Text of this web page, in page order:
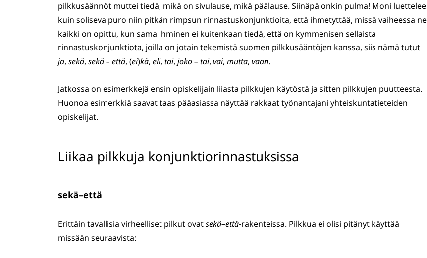
pilkkusäännöt muttei tiedä, mikä on sivulause, mikä päälause. Siinäpä onkin pulma! Moni luettelee
kuin soliseva puro niin pitkän rimpsun rinnastuskonjunktioita, että ihmetyttää, missä vaiheessa ne
kaikki on opittu, kun sama ihminen ei kuitenkaan tiedä, että on kymmenisen sellaista
rinnastuskonjunktiota, joilla on jotain tekemistä suomen pilkkusääntöjen kanssa, siis nämä tutut
ja, sekä, sekä – että, (ei)kä, eli, tai, joko – tai, vai, mutta, vaan.
Jatkossa on esimerkkejä ensin opiskelijain liiasta pilkkujen käytöstä ja sitten pilkkujen puutteesta.
Huonoa esimerkkiä saavat taas pääasiassa näyttää rakkaat työnantajani yhteiskuntatieteiden
opiskelijat.
Liikaa pilkkuja konjunktiorinnastuksissa
sekä–että
Erittäin tavallisia virheelliset pilkut ovatsekä–että-rakenteissa. Pilkkua ei olisi pitänyt käyttää
missään seuraavista: